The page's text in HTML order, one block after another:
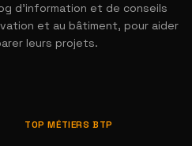
d'information et de conseils
et au bâtiment, pour aider
leurs projets.
TOP MÉTIERS BTP